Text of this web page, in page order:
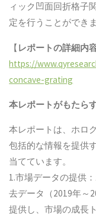
ィック凹面回折格子
定を行うことができま
【 レポートの詳細内
https://
concave-grating
本レポートがもたら
本レポートは、ホロ
包括的な情報を提供
当てています。
1.市場データの提供
去データ（2019年～
提供し、市場の成長